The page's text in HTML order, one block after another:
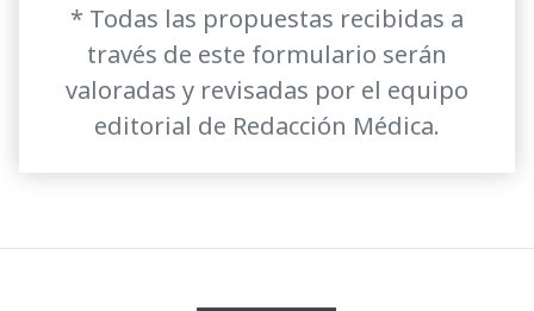
* Todas las propuestas recibidas a
través de este formulario serán
valoradas y revisadas por el equipo
editorial de Redacción Médica.